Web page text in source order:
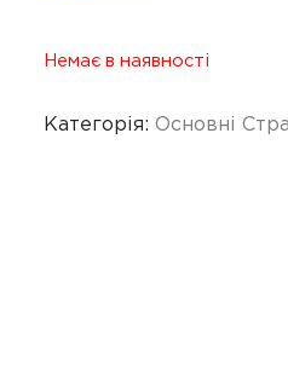
Немає в наявності
Категорія:Основні